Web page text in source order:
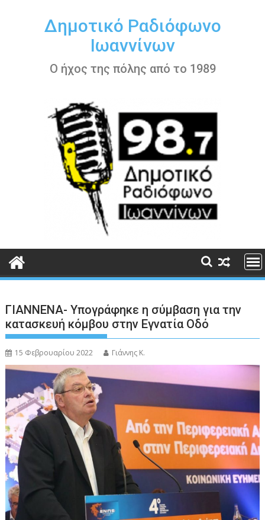
περιεχόμενοΔημοτικό Ραδιόφωνο
Ιωαννίνων
Ο ήχος της πόλης από το 1989
ΓΙΑΝΝΕΝΑ- Υπογράφηκε η σύμβαση για την
κατασκευή κόμβου στην Εγνατία Οδό
15 Φεβρουαρίου 2022 Γιάννης Κ.